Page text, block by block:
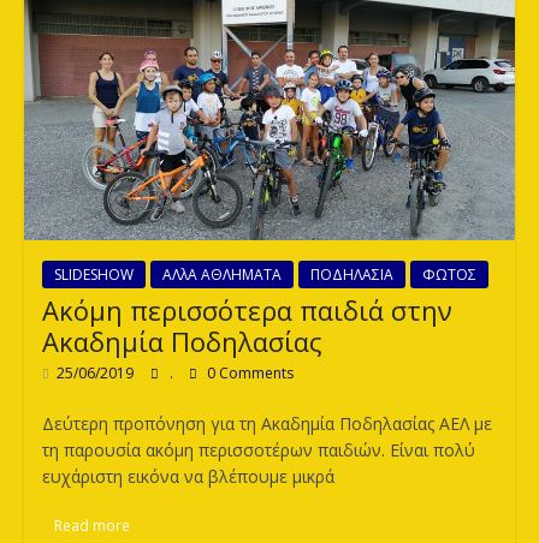
SLIDESHOW ΑΛλΑ ΑΘΛΗΜΑΤΑ ΠΟΔΗΛΑΣΙΑ ΦΩΤΟΣ
Ακόμη περισσότερα παιδιά στην
Ακαδημία Ποδηλασίας
25/06/2019 . 0 Comments
Δεύτερη προπόνηση για τη Ακαδημία Ποδηλασίας ΑΕΛ με
τη παρουσία ακόμη περισσοτέρων παιδιών. Είναι πολύ
ευχάριστη εικόνα να βλέπουμε μικρά
Read more